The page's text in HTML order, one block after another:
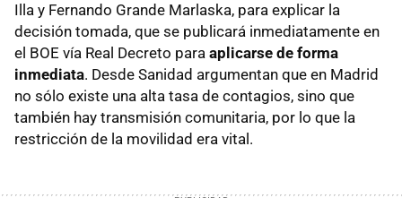
Illa y Fernando Grande Marlaska, para explicar la
decisión tomada, que se publicará inmediatamente en
el BOE vía Real Decreto para aplicarse de forma
inmediata. Desde Sanidad argumentan que en Madrid
no sólo existe una alta tasa de contagios, sino que
también hay transmisión comunitaria, por lo que la
restricción de la movilidad era vital.